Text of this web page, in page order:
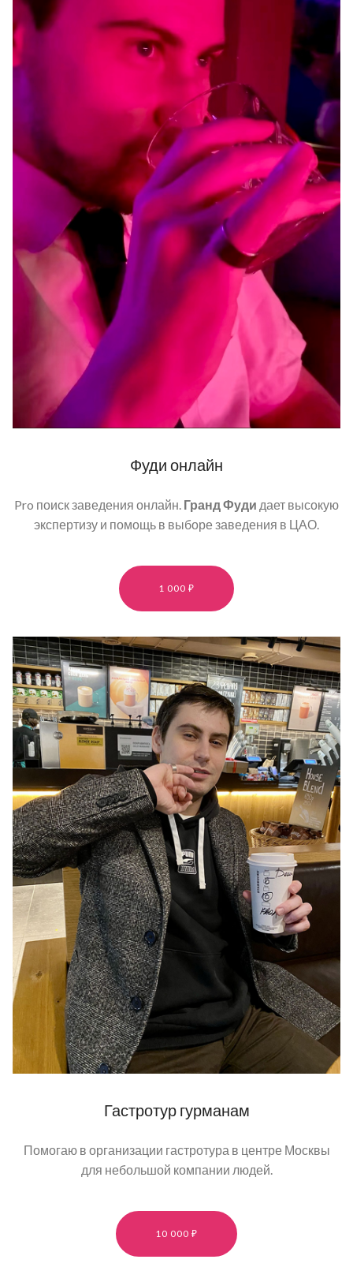
Фуди онлайн
Pro поиск заведения онлайн. Гранд Фуди дает высокую
экспертизу и помощь в выборе заведения в ЦАО.
1 000 ₽
Гастротур гурманам
Помогаю в организации гастротура в центре Москвы
для небольшой компании людей.
10 000 ₽